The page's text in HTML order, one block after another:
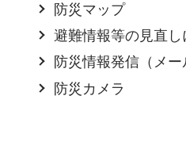
防災マップ
避難情報等の見直し
防災情報発信（メ
防災カメラ